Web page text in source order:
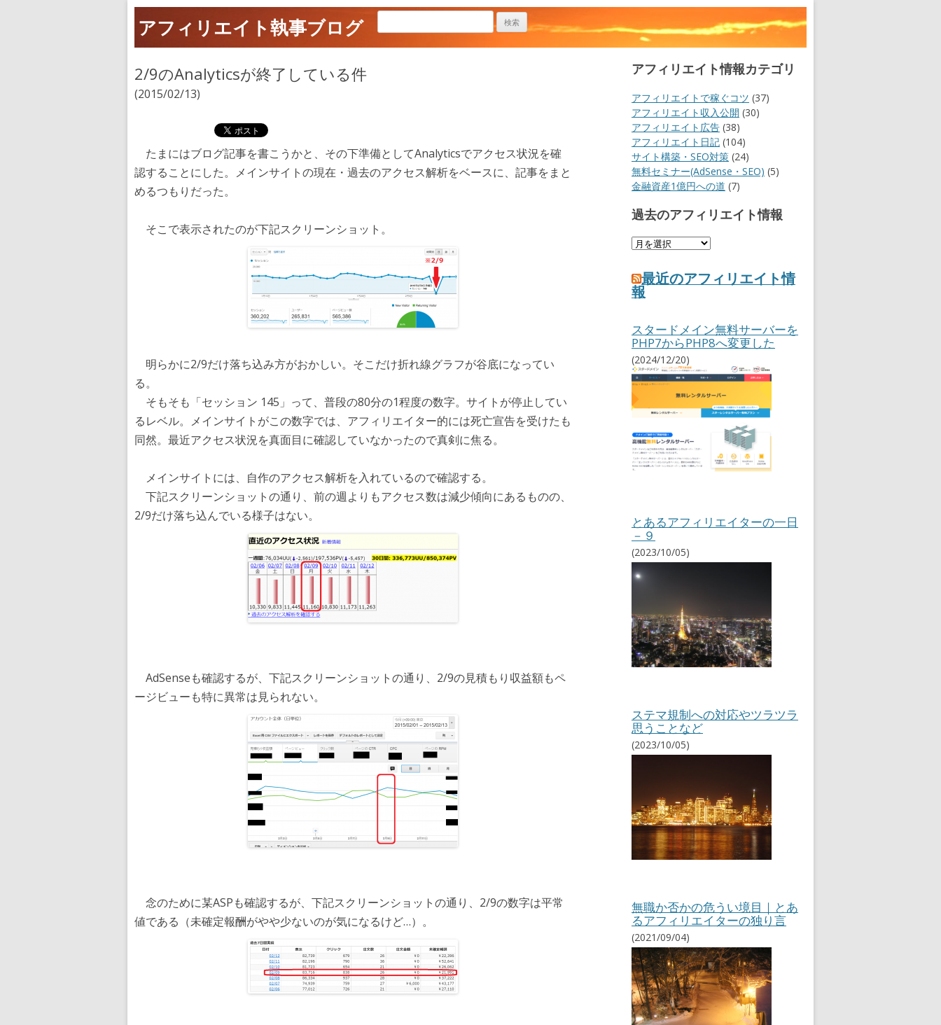
アフィリエイト執事ブログ
2/9のAnalyticsが終了している件
(2015/02/13)
たまにはブログ記事を書こうかと、その下準備としてAnalyticsでアクセス状況を確
認することにした。メインサイトの現在・過去のアクセス解析をベースに、記事をまと
めるつもりだった。
そこで表示されたのが下記スクリーンショット。
明らかに2/9だけ落ち込み方がおかしい。そこだけ折れ線グラフが谷底になってい
る。
そもそも「セッション 145」って、普段の80分の1程度の数字。サイトが停止してい
るレベル。メインサイトがこの数字では、アフィリエイター的には死亡宣告を受けたも
同然。最近アクセス状況を真面目に確認していなかったので真剣に焦る。
メインサイトには、自作のアクセス解析を入れているので確認する。
下記スクリーンショットの通り、前の週よりもアクセス数は減少傾向にあるものの、
2/9だけ落ち込んでいる様子はない。
AdSenseも確認するが、下記スクリーンショットの通り、2/9の見積もり収益額もペ
ージビューも特に異常は見られない。
念のために某ASPも確認するが、下記スクリーンショットの通り、2/9の数字は平常
値である（未確定報酬がやや少ないのが気になるけど…）。
アフィリエイト情報カテゴリ
アフィリエイトで稼ぐコツ (37)
アフィリエイト収入公開 (30)
アフィリエイト広告 (38)
アフィリエイト日記 (104)
サイト構築・SEO対策 (24)
無料セミナー(AdSense・SEO) (5)
金融資産1億円への道 (7)
過去のアフィリエイト情報
過
の
ア
フ
リ
エ
イ
ト
情
報
最近のアフィリエイト情
報
スタードメイン無料サーバーを
PHP7からPHP8へ変更した
(2024/12/20)
とあるアフィリエイターの一日
－９
(2023/10/05)
ステマ規制への対応やツラツラ
思うことなど
(2023/10/05)
無職か否かの危うい境目｜とあ
るアフィリエイターの独り言
(2021/09/04)